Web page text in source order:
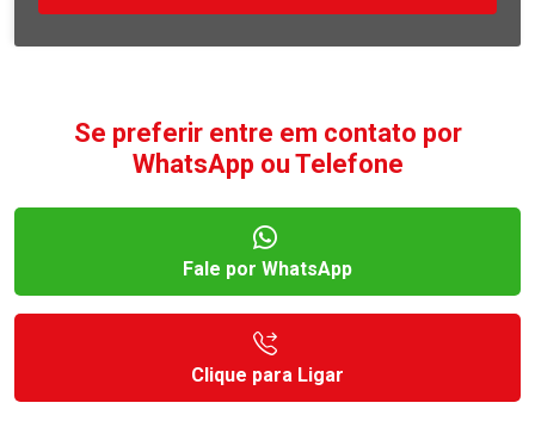
Se preferir entre em contato por
WhatsApp ou Telefone
Fale por WhatsApp
Clique para Ligar